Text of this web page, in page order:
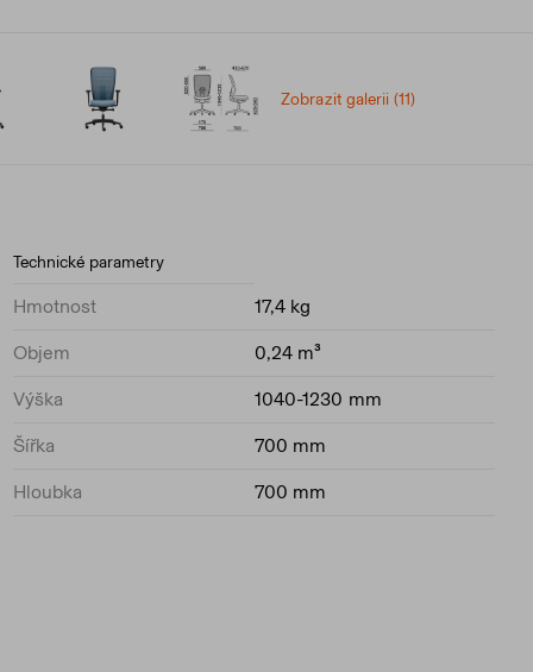
Zobrazit galerii (11)
Technické parametry
Hmotnost 17,4 kg
Objem 0,24 m³
Výška 1040-1230 mm
Šířka 700 mm
Hloubka 700 mm